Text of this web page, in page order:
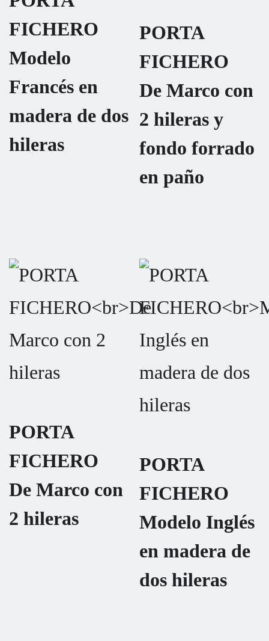
FICHERO
Modelo
Francés en
madera de dos
hileras
PORTA
FICHERO
De Marco con
2 hileras y
fondo forrado
en paño
PORTA
FICHERO
De Marco con
2 hileras
PORTA
FICHERO
Modelo Inglés
en madera de
dos hileras